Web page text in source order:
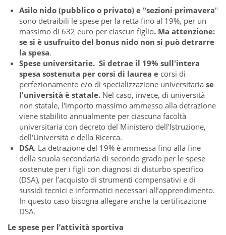
Asilo nido (pubblico o privato) e "sezioni primavera"
sono detraibili le spese per la retta fino al 19%, per un
massimo di 632 euro per ciascun figlio. Ma attenzione:
se si è usufruito del bonus nido non si può detrarre
la spesa.
Spese universitarie. Si detrae il 19% sull'intera
spesa sostenuta per corsi di laurea e corsi di
perfezionamento e/o di specializzazione universitaria se
l'università è statale.Nel caso, invece, di università
non statale, l'importo massimo ammesso alla detrazione
viene stabilito annualmente per ciascuna facoltà
universitaria con decreto del Ministero dell'Istruzione,
dell'Università e della Ricerca.
DSA. La detrazione del 19% è ammessa fino alla fine
della scuola secondaria di secondo grado per le spese
sostenute per i figli con diagnosi di disturbo specifico
(DSA), per l’acquisto di strumenti compensativi e di
sussidi tecnici e informatici necessari all’apprendimento.
In questo caso bisogna allegare anche la certificazione
DSA.
Le spese per l’attività sportiva